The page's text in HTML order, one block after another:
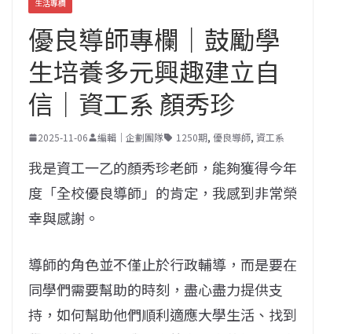
生活專欄
優良導師專欄｜鼓勵學
生培養多元興趣建立自
信｜資工系 顏秀珍
2025-11-06 編輯｜企劃團隊 1250期, 優良導師, 資工系
我是資工一乙的顏秀珍老師，能夠獲得今年
度「全校優良導師」的肯定，我感到非常榮
幸與感謝。
導師的角色並不僅止於行政輔導，而是要在
同學們需要幫助的時刻，盡心盡力提供支
持，如何幫助他們順利適應大學生活、找到